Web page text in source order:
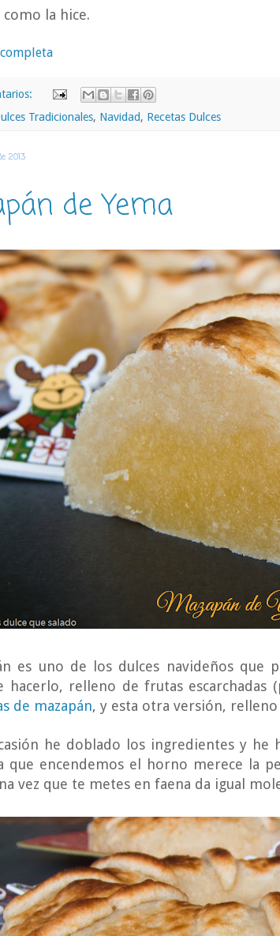
como la hice.
Tradicionales, Navidad, Recetas Dulces
2013
de Yema
es uno de los dulces navideños que
hacerlo, relleno de frutas escarchadas
de mazapán, y esta otra versión, relleno
he doblado los ingredientes y he
que encendemos el horno merece la
vez que te metes en faena da igual